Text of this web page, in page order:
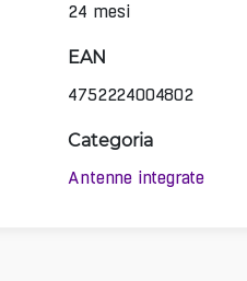
24 mesi
EAN
4752224004802
Categoria
Antenne integrate